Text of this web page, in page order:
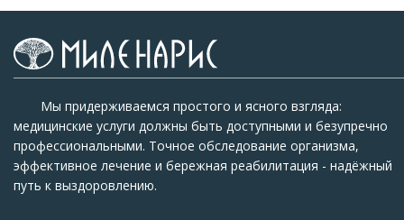
Мы придерживаемся простого и ясного взгляда:
медицинские услуги должны быть доступными и безупречно
профессиональными. Точное обследование организма,
эффективное лечение и бережная реабилитация - надёжный
путь к выздоровлению.